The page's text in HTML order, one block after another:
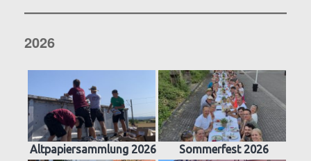
2026
Altpapiersammlung 2026 Sommerfest 2026